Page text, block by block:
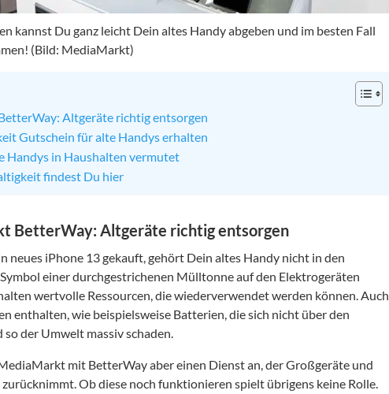
kannst Du ganz leicht Dein altes Handy abgeben und im besten Fall
(Bild: MediaMarkt)
Altgeräte richtig entsorgen
Gutschein für alte Handys erhalten
Handys in Haushalten vermutet
findest Du hier
BetterWay: Altgeräte richtig entsorgen
neues iPhone 13 gekauft, gehört Dein altes Handy nicht in den
einer durchgestrichenen Mülltonne auf den Elektrogeräten
wertvolle Ressourcen, die wiederverwendet werden können. Auch
enthalten, wie beispielsweise Batterien, die sich nicht über den
der Umwelt massiv schaden.
mit BetterWay aber einen Dienst an, der Großgeräte und
Ob diese noch funktionieren spielt übrigens keine Rolle.